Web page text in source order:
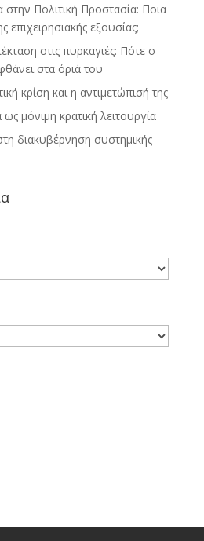
στην Πολιτική Προστασία: Ποια
εξουσίας;
στις πυρκαγιές: Πότε ο
στα όριά του
κρίση και η αντιμετώπισή της
μόνιμη κρατική λειτουργία
διακυβέρνηση συστημικής